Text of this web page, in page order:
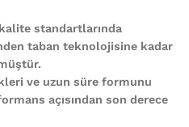
standartlarında
taban teknolojisine kadar
ve uzun süre formunu
açısından son derece